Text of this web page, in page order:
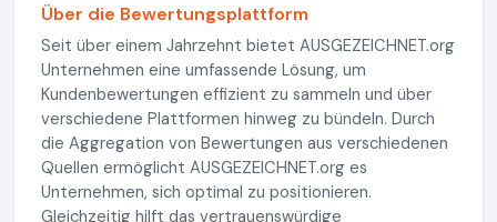
Über die Bewertungsplattform
Seit über einem Jahrzehnt bietet AUSGEZEICHNET.org
Unternehmen eine umfassende Lösung, um
Kundenbewertungen effizient zu sammeln und über
verschiedene Plattformen hinweg zu bündeln. Durch
die Aggregation von Bewertungen aus verschiedenen
Quellen ermöglicht AUSGEZEICHNET.org es
Unternehmen, sich optimal zu positionieren.
Gleichzeitig hilft das vertrauenswürdige